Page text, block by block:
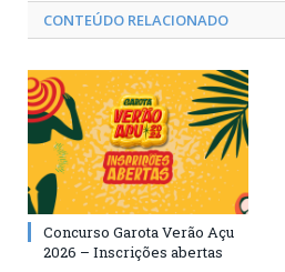
CONTEÚDO RELACIONADO
Concurso Garota Verão Açu
2026 – Inscrições abertas